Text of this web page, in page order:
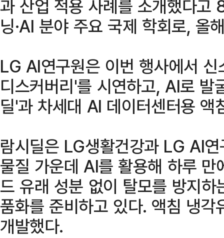
과 산업 적용 사례를 소개했다
닝·AI 분야 주요 국제 학회로, 올
LG AI연구원은 이번 행사에서
디스커버리'를 시연하고, AI로 발
딜'과 차세대 AI 데이터센터용 액
람시딜은 LG생활건강과 LG AI
물질 가운데 AI를 활용해 하루
드 유래 성분 없이 탈모를 방지
품화를 준비하고 있다. 액침 냉
개발했다.